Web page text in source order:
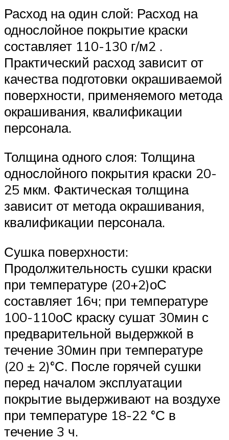
Расход на один слой: Расход на
однослойное покрытие краски
составляет 110-130 г/м2 .
Практический расход зависит от
качества подготовки окрашиваемой
поверхности, применяемого метода
окрашивания, квалификации
персонала.
Толщина одного слоя: Толщина
однослойного покрытия краски 20-
25 мкм. Фактическая толщина
зависит от метода окрашивания,
квалификации персонала.
Сушка поверхности:
Продолжительность сушки краски
при температуре (20+2)оС
составляет 16ч; при температуре
100-110оС краску сушат 30мин с
предварительной выдержкой в
течение 30мин при температуре
(20 ± 2)°С. После горячей сушки
перед началом эксплуатации
покрытие выдерживают на воздухе
при температуре 18-22 °С в
течение 3 ч.